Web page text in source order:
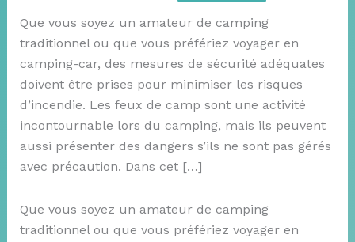
Que vous soyez un amateur de camping
traditionnel ou que vous préfériez voyager en
camping-car, des mesures de sécurité adéquates
doivent être prises pour minimiser les risques
d’incendie. Les feux de camp sont une activité
incontournable lors du camping, mais ils peuvent
aussi présenter des dangers s’ils ne sont pas gérés
avec précaution. Dans cet […]
Que vous soyez un amateur de camping
traditionnel ou que vous préfériez voyager en